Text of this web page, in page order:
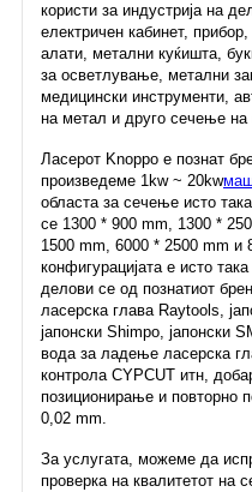
користи за индустрија на
електричен кабинет,
алати, метални куќишта,
за осветлување, метални
медицински инструменти,
на метал и друго сечење
Ласерот Knoppo е познат
произведеме 1kw ~ 20kw
областа за сечење исто
се 1300 * 900 mm, 1300 *
1500 mm, 6000 * 2500 mm и
конфигурацијата е исто
делови се од познатиот
ласерска глава Raytools,
јапонски Shimpo, јапонски
вода за ладење ласерска
контрола CYPCUT итн,
позиционирање и повторно
0,02 mm.
За услугата, можеме да
проверка на квалитетот на